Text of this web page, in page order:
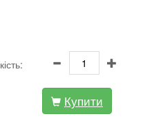
Купити